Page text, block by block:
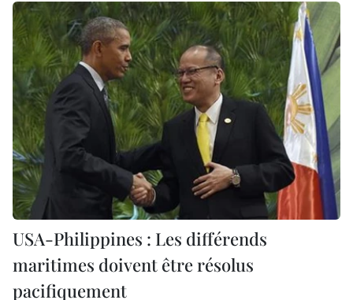
USA-Philippines : Les différends
maritimes doivent être résolus
pacifiquement